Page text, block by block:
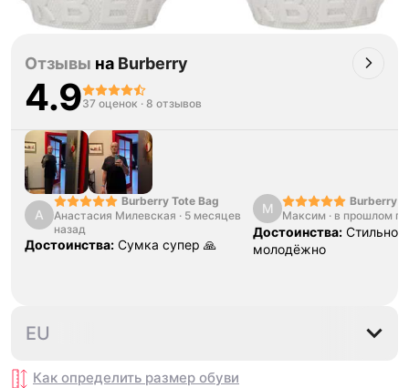
Отзывы на Burberry
4.937 оценок · 8 отзывов
А
Burberry Tote Bag
Анастасия Милевская · 5 месяцев
назад
Достоинства: Сумка супер 🙏
М
Burberry
Максим · в прошлом
Достоинства: Стильно,
молодëжно
EU
Как определить размер обуви